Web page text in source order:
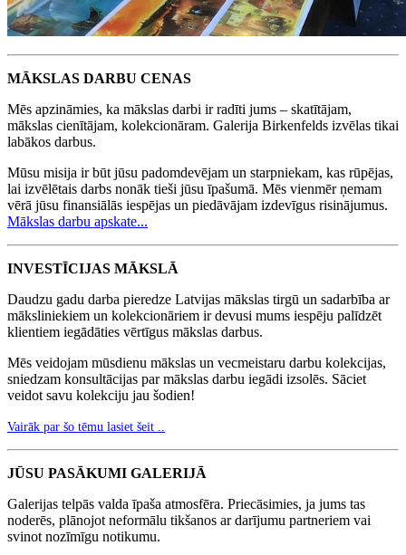
MĀKSLAS DARBU CENAS
Mēs apzināmies, ka mākslas darbi ir radīti jums – skatītājam,
mākslas cienītājam, kolekcionāram. Galerija Birkenfelds izvēlas tikai
labākos darbus.
Mūsu misija ir būt jūsu padomdevējam un starpniekam, kas rūpējas,
lai izvēlētais darbs nonāk tieši jūsu īpašumā. Mēs vienmēr ņemam
vērā jūsu finansiālās iespējas un piedāvājam izdevīgus risinājumus.
Mākslas darbu apskate...
INVESTĪCIJAS MĀKSLĀ
Daudzu gadu darba pieredze Latvijas mākslas tirgū un sadarbība ar
māksliniekiem un kolekcionāriem ir devusi mums iespēju palīdzēt
klientiem iegādāties vērtīgus mākslas darbus.
Mēs veidojam mūsdienu mākslas un vecmeistaru darbu kolekcijas,
sniedzam konsultācijas par mākslas darbu iegādi izsolēs. Sāciet
veidot savu kolekciju jau šodien!
Vairāk par šo tēmu lasiet šeit ..
JŪSU PASĀKUMI GALERIJĀ
Galerijas telpās valda īpaša atmosfēra. Priecāsimies, ja jums tas
noderēs, plānojot neformālu tikšanos ar darījumu partneriem vai
svinot nozīmīgu notikumu.